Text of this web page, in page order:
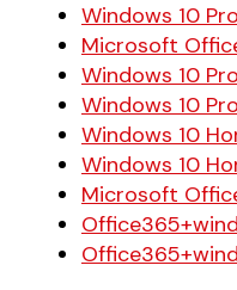
Windows 10
Microsoft
Windows 10
Windows 10
Windows 10
Windows 10
Microsoft
Office365+win